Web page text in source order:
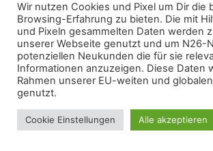
Wir nutzen Cookies und Pixel um Dir die
Browsing-Erfahrung zu bieten. Die mit
und Pixeln gesammelten Daten werden
unserer Webseite genutzt und um N26-
potenziellen Neukunden die für sie
Informationen anzuzeigen. Diese Daten
Rahmen unserer EU-weiten und
genutzt.
Cookie Einstellungen Alle akzeptieren